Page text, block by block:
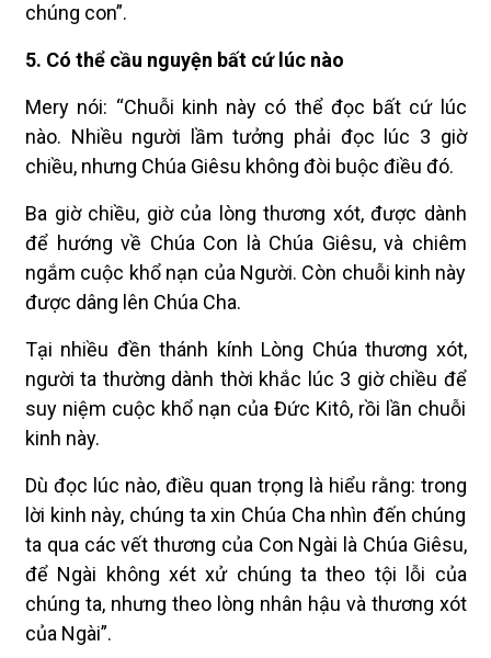
chúng con”.
5. Có thể cầu nguyện bất cứ lúc nào
Mery nói: “Chuỗi kinh này có thể đọc bất cứ lúc
nào. Nhiều người lầm tưởng phải đọc lúc 3 giờ
chiều, nhưng Chúa Giêsu không đòi buộc điều đó.
Ba giờ chiều, giờ của lòng thương xót, được dành
để hướng về Chúa Con là Chúa Giêsu, và chiêm
ngắm cuộc khổ nạn của Người. Còn chuỗi kinh này
được dâng lên Chúa Cha.
Tại nhiều đền thánh kính Lòng Chúa thương xót,
người ta thường dành thời khắc lúc 3 giờ chiều để
suy niệm cuộc khổ nạn của Đức Kitô, rồi lần chuỗi
kinh này.
Dù đọc lúc nào, điều quan trọng là hiểu rằng: trong
lời kinh này, chúng ta xin Chúa Cha nhìn đến chúng
ta qua các vết thương của Con Ngài là Chúa Giêsu,
để Ngài không xét xử chúng ta theo tội lỗi của
chúng ta, nhưng theo lòng nhân hậu và thương xót
của Ngài”.